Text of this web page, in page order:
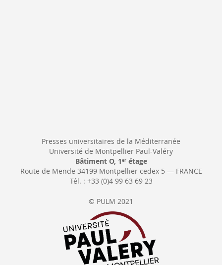
Presses universitaires de la Méditerranée
Université de Montpellier Paul-Valéry
Bâtiment O, 1 erétage
Route de Mende 34199 Montpellier cedex 5 — FRANCE
Tél. : +33 (0)4 99 63 69 23
© PULM 2021